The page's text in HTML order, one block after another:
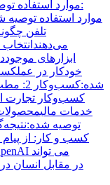
موارد استفاده
موارد استفاده توصیه
تلفن
می‌دهند
ابزارهای موجود
خودکار در عملکسب‌وکار
شده:کسب‌وکار 2: مطب پزشکی
کسب‌وکار تجارت
خدمات مالی
توصیه شده:
کسب و کار: از